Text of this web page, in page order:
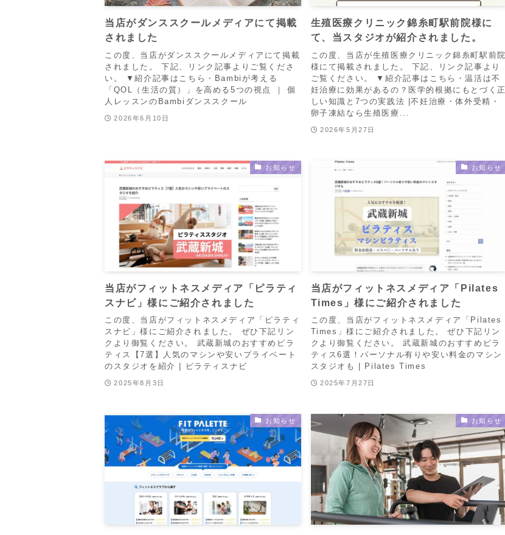
当店がダンススクールメディアにて掲載
されました
この度、当店がダンススクールメディアにて掲載
されました。 下記、リンク記事よりご覧くださ
い。 ▼紹介記事はこちら・Bambiが考える
「QOL（生活の質）」を高める5つの視点 ｜ 個
人レッスンのBambiダンススクール
2026年6月10日
生殖医療クリニック錦糸町駅前院様に
て、当スタジオが紹介されました。
この度、当店が生殖医療クリニック錦糸町駅前院
様にて掲載されました。 下記、リンク記事より
ご覧ください。 ▼紹介記事はこちら・温活は不
妊治療に効果があるの？医学的根拠にもとづく正
しい知識と7つの実践法 |不妊治療・体外受精・
卵子凍結なら生殖医療...
2026年5月27日
お知らせ
当店がフィットネスメディア「ピラティ
スナビ」様にご紹介されました
この度、当店がフィットネスメディア「ピラティ
スナビ」様にご紹介されました。 ぜひ下記リン
クより御覧ください。 武蔵新城のおすすめピラ
ティス【7選】人気のマシンや安いプライベート
のスタジオを紹介 | ピラティスナビ
2025年8月3日
お知らせ
当店がフィットネスメディア「Pilates
Times」様にご紹介されました
この度、当店がフィットネスメディア「Pilates
Times」様にご紹介されました。 ぜひ下記リン
クより御覧ください。 武蔵新城のおすすめピラ
ティス6選！パーソナル有りや安い料金のマシン
スタジオも | Pilates Times
2025年7月27日
お知らせ お知らせ